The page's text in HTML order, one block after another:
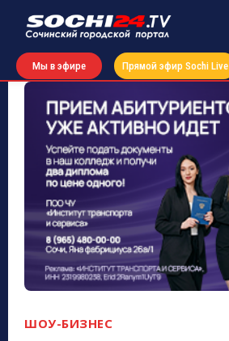
Мы в эфире Прямой эфир Sochi Live
ШОУ-БИЗНЕС